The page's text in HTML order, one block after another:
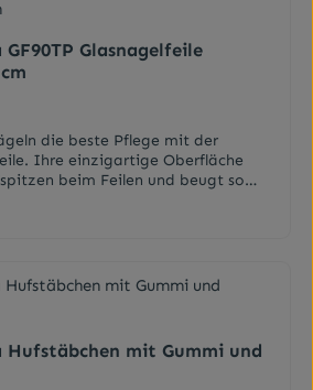
beständiger Anwendung einen
langlebig, für Diabetiker
leicht zu reinigen. Besonders
Glasnagelfeile
die beste Pflege mit der
Ihre einzigartige Oberfläche
beim Feilen und beugt so
kompakt.Der Glasnagelfeile
geeignet zum schonenden Formen
rauer Kanten, schaffen sie bei
einen kräftigen und gesunden
sterilisierbar, antiallergisch,
geeignet und mit Wasser leicht
bei Nagelspliss ist diese Feile zu
Hufstäbchen mit Gummi und